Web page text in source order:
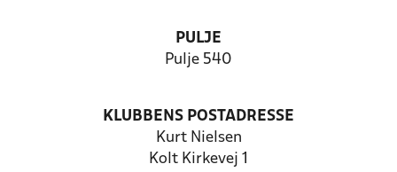
PULJE
Pulje 540
KLUBBENS POSTADRESSE
Kurt Nielsen
Kolt Kirkevej 1